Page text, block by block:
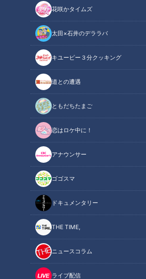
花咲かタイムズ
太田×石井のデララバ
キユーピー３分クッキング
道との遭遇
ともだちたまご
恋はロケ中に！
アナウンサー
ゴゴスマ
ドキュメンタリー
THE TIME,
ニュースコラム
ライブ配信
CBCテレビ：画像『チャント！』
この記事の画像（全8枚）
記事に戻る
この記事を見たあなたへのおすすめ